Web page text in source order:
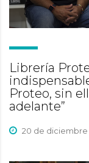
Librería
Proteo, sin
adelante”
20 de diciembre